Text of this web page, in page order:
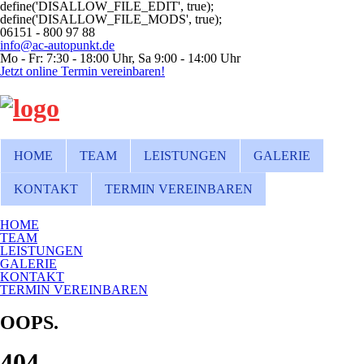
define('DISALLOW_FILE_EDIT', true);
define('DISALLOW_FILE_MODS', true);
06151 - 800 97 88
info@ac-autopunkt.de
Mo - Fr: 7:30 - 18:00 Uhr, Sa 9:00 - 14:00 Uhr
Jetzt online Termin vereinbaren!
HOME TEAM LEISTUNGEN GALERIE
KONTAKT TERMIN VEREINBAREN
HOME
TEAM
LEISTUNGEN
GALERIE
KONTAKT
TERMIN VEREINBAREN
OOPS.